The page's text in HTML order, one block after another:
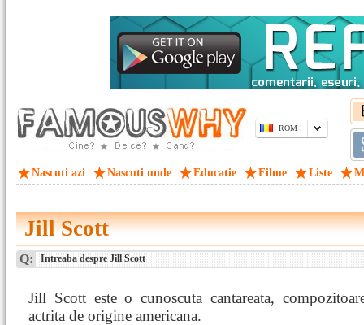
ROM
Nascuti azi Nascuti unde Educatie Filme Liste
Jill Scott
Q: Intreaba despre Jill Scott
Jill Scott este o cunoscuta cantareata,
actrita de origine americana.